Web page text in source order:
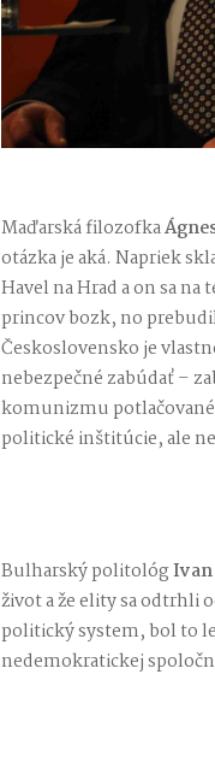
Maďarská filozofka
otázka je aká. Napriek
Havel na Hrad a on sa
princov bozk, no
Československo je
nebezpečné zabúdať –
komunizmu
politické inštitúcie, ale
Bulharský politológ
život a že elity sa odtrhli
politický system, bol to
nedemokratickej